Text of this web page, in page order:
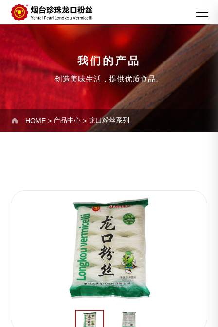
我们的产品
创造美味生活，提供优质食品。
 HOME > 产品中心 > 龙口粉丝系列